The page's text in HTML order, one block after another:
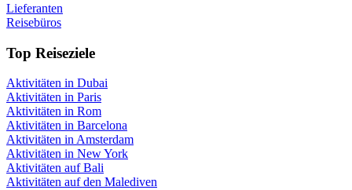
Lieferanten
Reisebüros
Top Reiseziele
Aktivitäten in Dubai
Aktivitäten in Paris
Aktivitäten in Rom
Aktivitäten in Barcelona
Aktivitäten in Amsterdam
Aktivitäten in New York
Aktivitäten auf Bali
Aktivitäten auf den Malediven